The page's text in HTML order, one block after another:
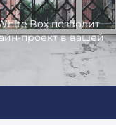
Box позволит
проект в вашей